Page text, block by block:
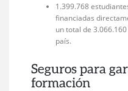
1.399.768
financiadas
un total de
país.
Seguros para
formación